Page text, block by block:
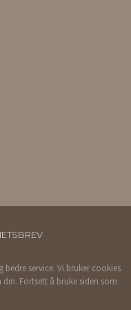
service. Vi bruker cookies
Fortsett å bruke siden som